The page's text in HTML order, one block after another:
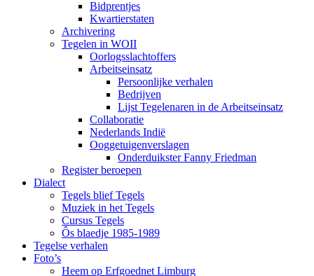
Bidprentjes
Kwartierstaten
Archivering
Tegelen in WOII
Oorlogsslachtoffers
Arbeitseinsatz
Persoonlijke verhalen
Bedrijven
Lijst Tegelenaren in de Arbeitseinsatz
Collaboratie
Nederlands Indië
Ooggetuigenverslagen
Onderduikster Fanny Friedman
Register beroepen
Dialect
Tegels blief Tegels
Muziek in het Tegels
Cursus Tegels
Ôs blaedje 1985-1989
Tegelse verhalen
Foto’s
Heem op Erfgoednet Limburg